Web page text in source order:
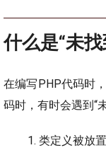
什么是“未
在编写PHP代码时
码时，有时会遇到“
类定义被放